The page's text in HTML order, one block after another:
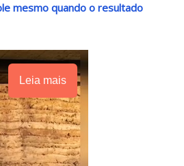
mesmo quando o resultado
Leia mais